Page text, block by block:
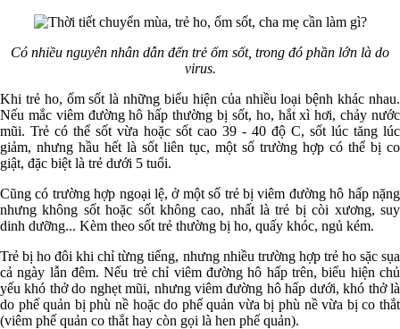
Có nhiều nguyên nhân dẫn đến trẻ ốm sốt, trong đó phần lớn là do
virus.
Khi trẻ ho, ốm sốt là những biểu hiện của nhiều loại bệnh khác nhau.
Nếu mắc viêm đường hô hấp thường bị sốt, ho, hắt xì hơi, chảy nước
mũi. Trẻ có thể sốt vừa hoặc sốt cao 39 - 40 độ C, sốt lúc tăng lúc
giảm, nhưng hầu hết là sốt liên tục, một số trường hợp có thể bị co
giật, đặc biệt là trẻ dưới 5 tuổi.
Cũng có trường hợp ngoại lệ, ở một số trẻ bị viêm đường hô hấp nặng
nhưng không sốt hoặc sốt không cao, nhất là trẻ bị còi xương, suy
dinh dưỡng... Kèm theo sốt trẻ thường bị ho, quấy khóc, ngủ kém.
Trẻ bị ho đôi khi chỉ từng tiếng, nhưng nhiều trường hợp trẻ ho sặc sụa
cả ngày lẫn đêm. Nếu trẻ chỉ viêm đường hô hấp trên, biểu hiện chủ
yếu khó thở do nghẹt mũi, nhưng viêm đường hô hấp dưới, khó thở là
do phế quản bị phù nề hoặc do phế quản vừa bị phù nề vừa bị co thắt
(viêm phế quản co thắt hay còn gọi là hen phế quản).